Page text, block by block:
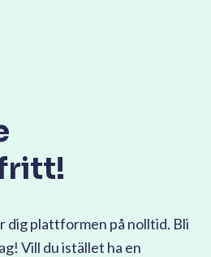
dig plattformen på nolltid. Bli
Vill du istället ha en